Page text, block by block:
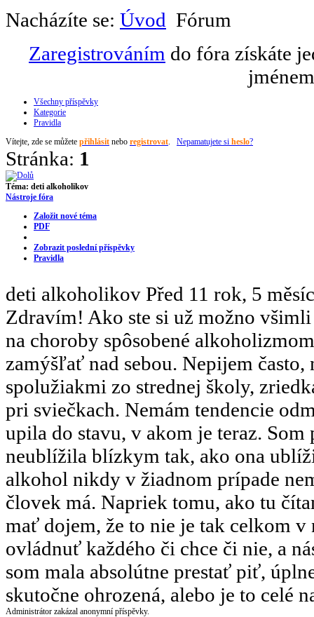
Nacházíte se: Úvod Fórum
Zaregistrováním do fóra získáte
Všechny příspěvky
Kategorie
Pravidla
Vítejte, zde se můžete přihlásit nebo registrovat. Nepamatujete si heslo?
Stránka: 1
Téma: deti alkoholikov
Nástroje fóra
Založit nové téma
PDF
Zobrazit poslední příspěvky
Pravidla
deti alkoholikov Před 11 rok, 5
Zdravím! Ako ste si už možno
na choroby spôsobené
zamýšľať nad sebou. Nepijem často,
spolužiakmi zo strednej školy,
pri sviečkach. Nemám tendencie
upila do stavu, v akom je teraz.
neublížila blízkym tak, ako ona
alkohol nikdy v žiadnom prípade
človek má. Napriek tomu, ako tu
mať dojem, že to nie je tak celkom
ovládnuť každého či chce či nie, a
som mala absolútne prestať piť,
skutočne ohrozená, alebo je to celé
Administrátor zakázal anonymní příspěvky.